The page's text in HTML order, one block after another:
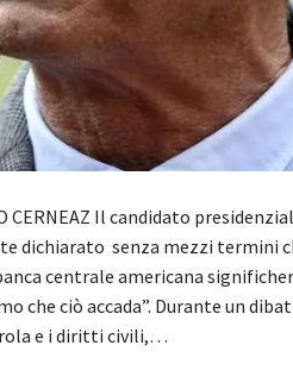
CERNEAZ Il candidato
dichiarato senza mezzi termini
centrale americana
che ciò accada”. Durante un
e i diritti civili,…